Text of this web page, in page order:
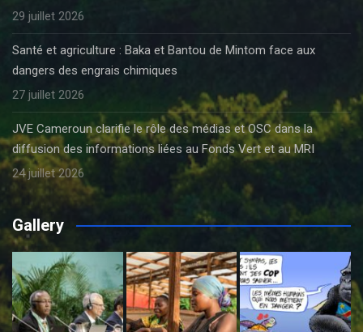
29 juillet 2026
Santé et agriculture : Baka et Bantou de Mintom face aux
dangers des engrais chimiques
27 juillet 2026
JVE Cameroun clarifie le rôle des médias et OSC dans la
diffusion des informations liées au Fonds Vert et au MRI
24 juillet 2026
Gallery